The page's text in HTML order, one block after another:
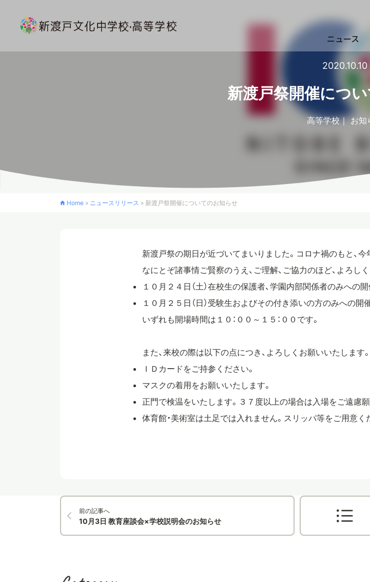
ニュース
2020.10.10
新渡戸祭開催につ
高等学校 お知
Home » ニュースリリース » 新渡戸祭開催についてのお知らせ
新渡戸祭の期日が近づいてまいりました。コロナ禍のもと、
なにとぞ諸事情ご賢察のうえ、ご理解、ご協力のほど、よろし
１０月２４日（土）在校生の保護者、学園内部関係者のみへの開
１０月２５日（日）受験生およびその付き添いの方のみへの開催
いずれも開場時間は１０：００～１５：００です。
また、来校の際は以下の点につき、よろしくお願いいたします。
ＩＤカードをご持参ください。
マスクの着用をお願いいたします。
正門で検温をいたします。３７度以上の場合は入場をご遠慮願
体育館・美術室は土足では入れません。スリッパ等をご用意く
前の記事へ
10月3日 教育座談会×学校説明会のお知らせ